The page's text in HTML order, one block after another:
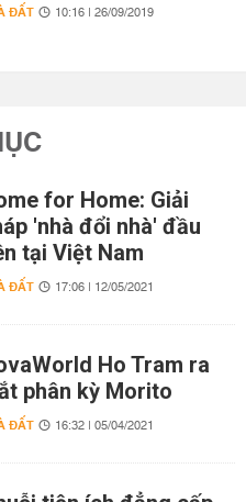
ĐẤT 10:16 | 26/09/2019
for Home: Giải
'nhà đổi nhà' đầu
tại Việt Nam
ĐẤT 17:06 | 12/05/2021
Ho Tram ra
phân kỳ Morito
ĐẤT 16:32 | 05/04/2021